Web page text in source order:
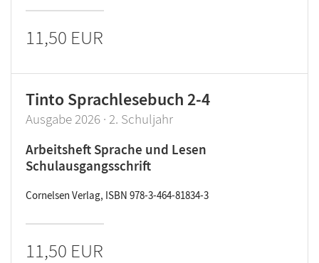
11,50 EUR
Tinto Sprachlesebuch 2-4
Ausgabe 2026 · 2. Schuljahr
Arbeitsheft Sprache und Lesen
Schulausgangsschrift
Cornelsen Verlag, ISBN 978-3-464-81834-3
11,50 EUR